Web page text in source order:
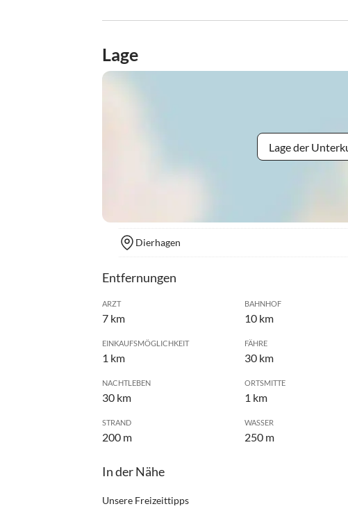
Lage
Lage der
Dierhagen
Entfernungen
ARZT
7 km
BAHNHOF
10 km
EINKAUFSMÖGLICHKEIT
1 km
FÄHRE
30 km
NACHTLEBEN
30 km
ORTSMITTE
1 km
STRAND
200 m
WASSER
250 m
In der Nähe
Unsere Freizeittipps